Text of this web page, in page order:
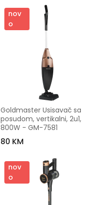
nov
o
Goldmaster Usisavač sa
posudom, vertikalni, 2u1,
800W - GM-7581
80 KM
nov
o